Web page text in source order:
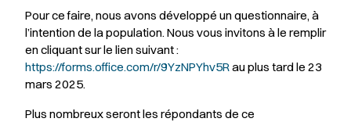
Pour ce faire, nous avons développé un questionnaire, à
l’intention de la population. Nous vous invitons à le remplir
en cliquant sur le lien suivant :
https://forms.office.com/r/9YzNPYhv5Rau plus tard le 23
mars 2025.
Plus nombreux seront les répondants de ce